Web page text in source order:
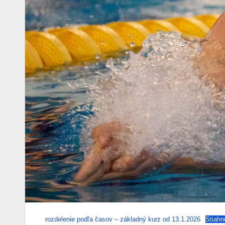
rozdelenie podľa časov – základný kurz od 13.1.2026